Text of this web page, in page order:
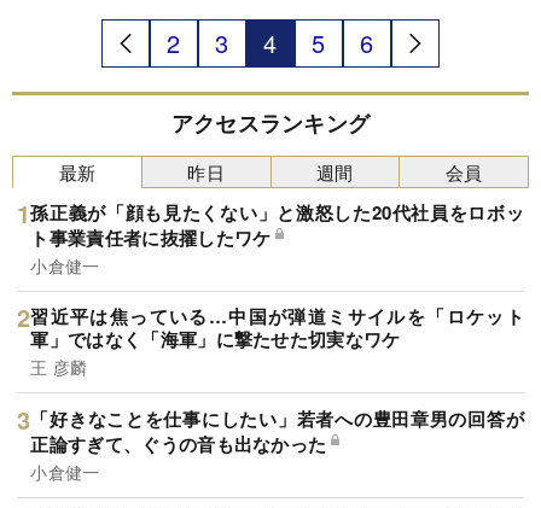
学と宗教の大河を怒濤とともに下ったような快い
疲労感が残る。世界に初めて登場した名著であ
る」◎大手ベテラン書店員「百年残る王道の一
冊」◎東原敏昭氏（日立製作所会長）「最近、何
か起きたときに必ずひもとく一冊」（日経新聞リ
ーダー本棚）と評した究極の一冊だがこの本、A5
判ハードカバー、468ページ、2400円＋税という
近年稀に見るスケールの本で、巷では「鈍器本」
といわれている。“現代の知の巨人”に、本書を抜
粋しながら、哲学と宗教のツボについて語っても
らおう。
解説！「ビジネス書大賞2020」特別賞（ビジネス
教養部門）受賞！◎宮部みゆき氏（直木賞作家）
「本書を読まなくても単位を落とすことはありま
せんが、よりよく生きるために必要な大切なもの
を落とす可能性はあります」◎池谷裕二氏（東京
大学教授・脳研究者）「初心者でも知の大都市で
路頭に迷わないよう、周到にデザインされ、読者
を思索の快楽へと誘う。世界でも選ばれた人にし
か書けない稀有な本」◎なかにし礼氏（作詞家・
直木賞作家）「読み終わったら、西洋と東洋の哲
学と宗教の大河を怒濤とともに下ったような快い
疲労感が残る。世界に初めて登場した名著であ
る」◎大手ベテラン書店員「百年残る王道の一
冊」◎東原敏昭氏（日立製作所会長）「最近、何
か起きたときに必ずひもとく一冊」（日経新聞リ
ーダー本棚）と評した究極の一冊だがこの本、A5
判ハードカバー、468ページ、2400円＋税という
近年稀に見るスケールの本で、巷では「鈍器本」
といわれている。“現代の知の巨人”に、本書を抜
粋しながら、哲学と宗教のツボについて語っても
らおう。
2 3 4 5 6
アクセスランキング
最新
孫正義が「顔も見たくない」と激怒した20代社員をロボッ
ト事業責任者に抜擢したワケ
小倉健一
習近平は焦っている…中国が弾道ミサイルを「ロケット
軍」ではなく「海軍」に撃たせた切実なワケ
王 彦麟
「好きなことを仕事にしたい」若者への豊田章男の回答が
正論すぎて、ぐうの音も出なかった
小倉健一
昨日 週間 会員